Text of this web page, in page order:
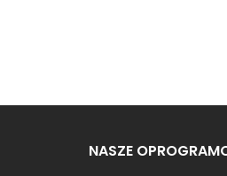
NASZE